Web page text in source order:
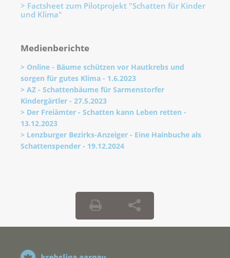
> Factsheet zum Pilotprojekt "Schatten für Kinder
und Klima"
Medienberichte
> Online - Bäume schützen vor Hautkrebs und
sorgen für gutes Klima - 1.6.2023
> AZ - Schattenbäume für Sarmenstorfer
Kindergärtler - 27.5.2023
> Der Freiämter - Schatten kann Leben retten -
13.12.2023
> Lenzburger Bezirks-Anzeiger - Eine Hainbuche als
Schattenspender - 19.12.2024